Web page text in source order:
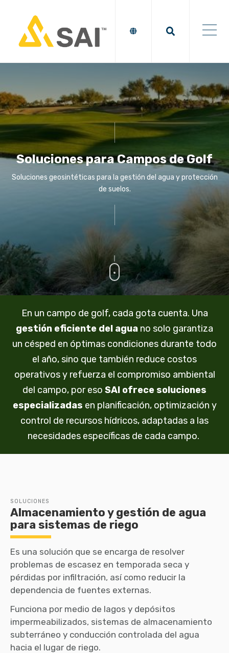
Soluciones para Campos de Golf
Soluciones geosintéticas para la gestión del agua y protección
de suelos.
En un campo de golf, cada gota cuenta. Una
gestión eficiente del agua no solo garantiza
un césped en óptimas condiciones durante todo
el año, sino que también reduce costos
operativos y refuerza el compromiso ambiental
del campo, por eso SAI ofrecesoluciones
especializadas en planificación, optimización y
control de recursos hídricos, adaptadas a las
necesidades específicas de cada campo.
SOLUCIONES
Almacenamiento y gestión de agua
para sistemas de riego
Es una solución que se encarga de resolver
problemas de escasez en temporada seca y
pérdidas por infiltración, así como reducir la
dependencia de fuentes externas.
Funciona por medio de lagos y depósitos
impermeabilizados, sistemas de almacenamiento
subterráneo y conducción controlada del agua
hacia el lugar de riego.